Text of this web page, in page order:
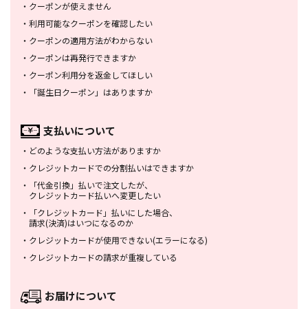
・ クーポンが使えません
・ 利用可能なクーポンを確認したい
・ クーポンの適用方法がわからない
・ クーポンは再発行できますか
・ クーポン利用分を返金してほしい
・
「誕生日クーポン」はありますか
支払いについて
・ どのような支払い方法がありますか
・ クレジットカードでの分割払いはできますか
・
「代金引換」払いで注文したが、
クレジットカード払いへ変更したい
・
「クレジットカード」払いにした場合、
請求(決済)はいつになるのか
・ クレジットカードが使用できない(エラーになる)
・ クレジットカードの請求が重複している
お届けについて